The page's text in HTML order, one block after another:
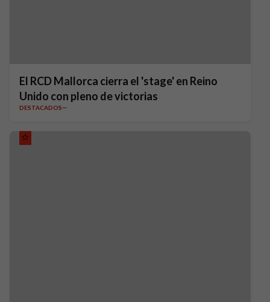
El RCD Mallorca cierra el 'stage' en Reino
Unido con pleno de victorias
DESTACADOS